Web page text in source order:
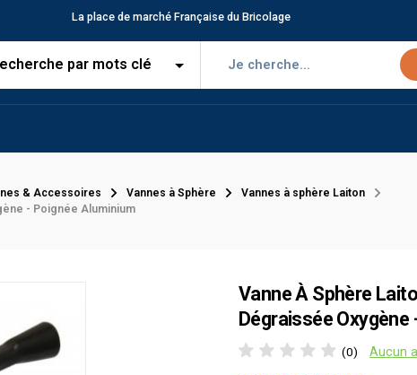
La place de marché Française du Bricolage
& Accessoires Vannes à Sphère
Vannes à sphère Laiton
- Poignée Aluminium
Vanne À Sphère
Dégraissée
(0) Aucun